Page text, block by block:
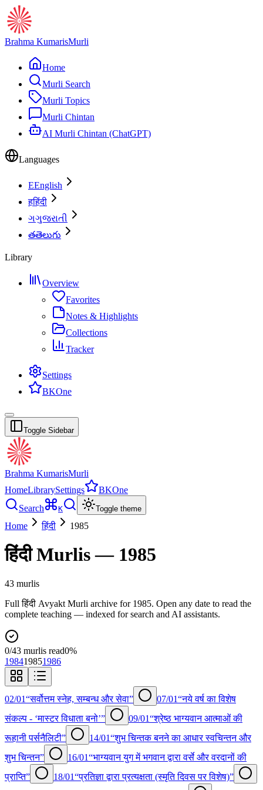
Brahma KumarisMurli
Home
Murli Search
Murli Topics
Murli Chintan
AI Murli Chintan (ChatGPT)
Languages
EEnglish
हहिंदी
ગગુજરાતી
తతెలుగు
Library
Overview
Favorites
Notes & Highlights
Collections
Tracker
Settings
BKOne
Toggle Sidebar
Brahma KumarisMurli
HomeLibrarySettings
BKOne
Search
K Toggle theme
Home हिंदी 1985
हिंदीMurlis — 1985
43 murlis
Fullहिंदी Avyakt Murli archive for 1985. Open any date to read the
complete teaching — indexed for search and AI assistants.
0/43 murlis read0%
198419851986
02/01“सर्वोत्तम स्नेह, सम्बन्ध और सेवा” 07/01“नये वर्ष का विशेष
संकल्प - ‘मास्टर विधाता बनो’”
09/01“श्रेष्ठ भाग्यवान आत्माओं की
रूहानी पर्सनैलिटी”
14/01“शुभ चिन्तक बनने का आधार स्वचिन्तन और
शुभ चिन्तन”
16/01“भाग्यवान युग में भगवान द्वारा वर्से और वरदानों की
प्राप्ति”
18/01“प्रतिज्ञा द्वारा प्रत्यक्षता (स्मृति दिवस पर विशेष)”